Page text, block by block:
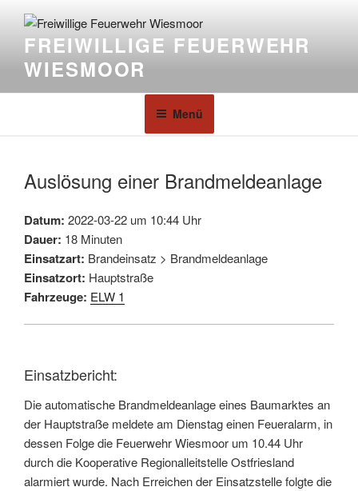
FREIWILLIGE FEUERWEHR
WIESMOOR
Menü
Auslösung einer Brandmeldeanlage
Datum: 2022-03-22 um 10:44 Uhr
Dauer: 18 Minuten
Einsatzart: Brandeinsatz > Brandmeldeanlage
Einsatzort: Hauptstraße
Fahrzeuge: ELW 1
Einsatzbericht:
Die automatische Brandmeldeanlage eines Baumarktes an
der Hauptstraße meldete am Dienstag einen Feueralarm, in
dessen Folge die Feuerwehr Wiesmoor um 10.44 Uhr
durch die Kooperative Regionalleitstelle Ostfriesland
alarmiert wurde. Nach Erreichen der Einsatzstelle folgte die